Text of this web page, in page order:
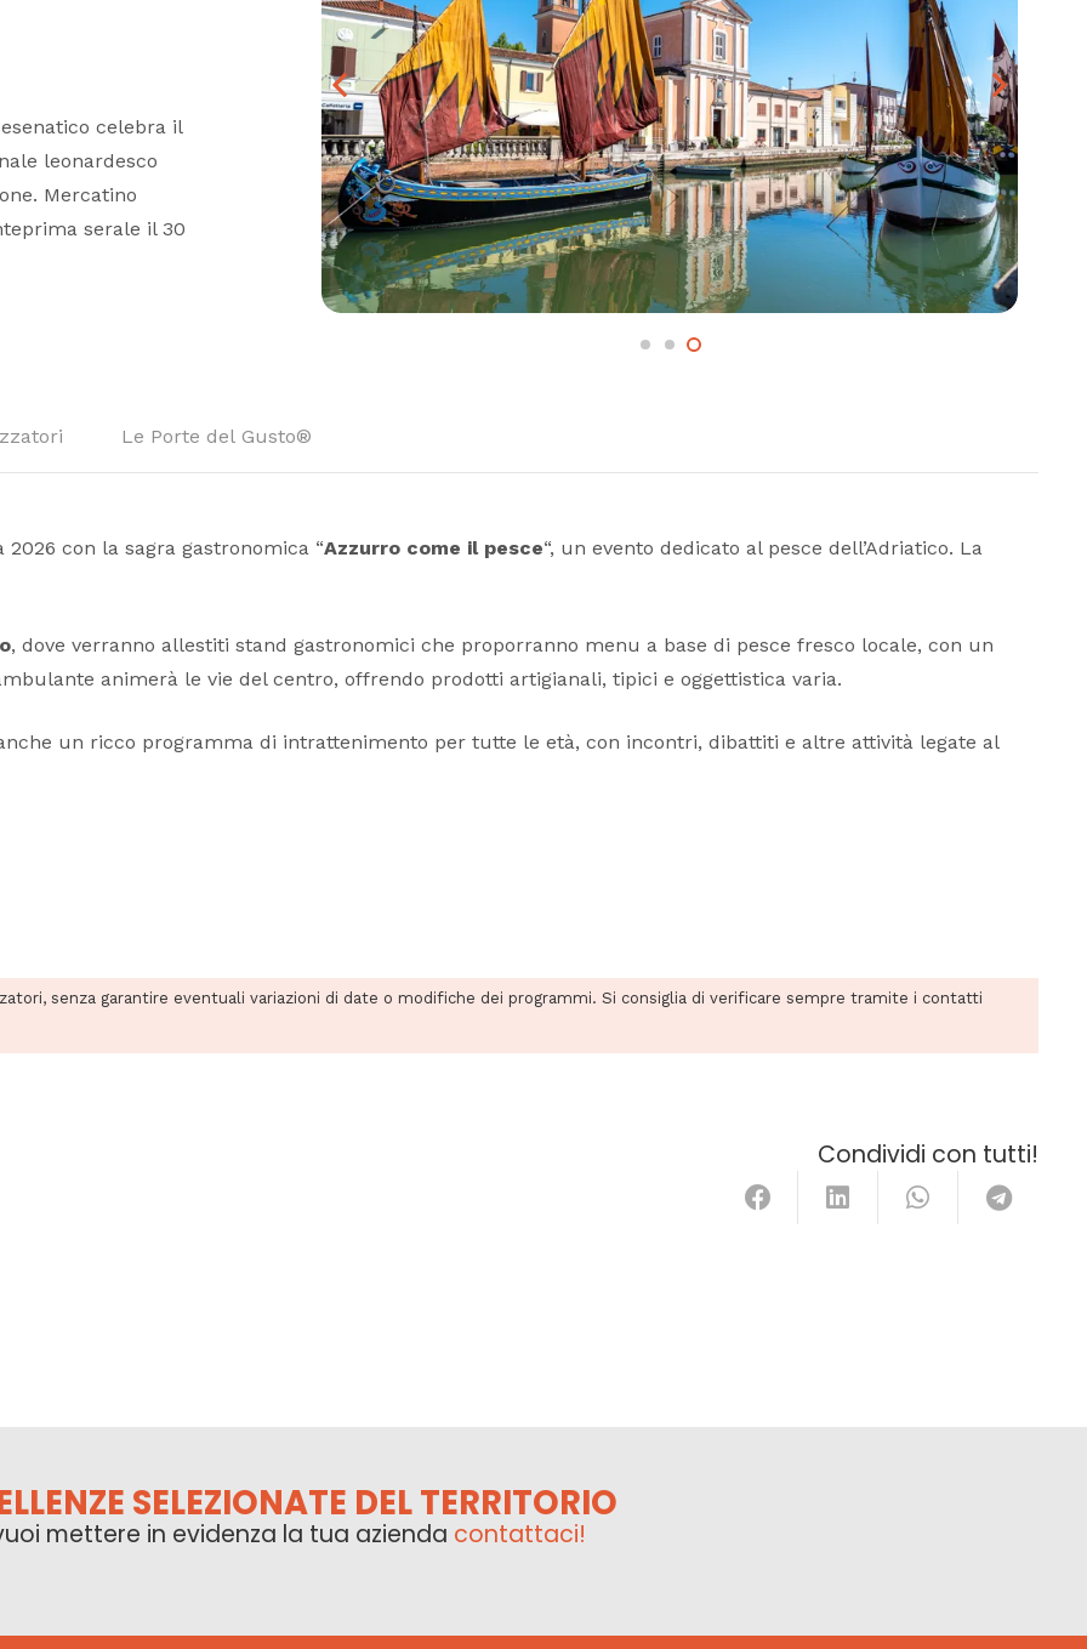
celebra il
leonardesco
Mercatino
serale il 30
Le Porte del Gusto®
con la sagra gastronomica “Azzurro come il pesce“, un evento dedicato al pesce dell’Adriatico. La
, dove verranno allestiti stand gastronomici che proporranno menu a base di pesce fresco locale, con un
animerà le vie del centro, offrendo prodotti artigianali, tipici e oggettistica varia.
un ricco programma di intrattenimento per tutte le età, con incontri, dibattiti e altre attività legate al
senza garantire eventuali variazioni di date o modifiche dei programmi. Si consiglia di verificare sempre tramite i contatti
Condividi con tutti!
SELEZIONATE DEL TERRITORIO
mettere in evidenza la tua azienda contattaci!